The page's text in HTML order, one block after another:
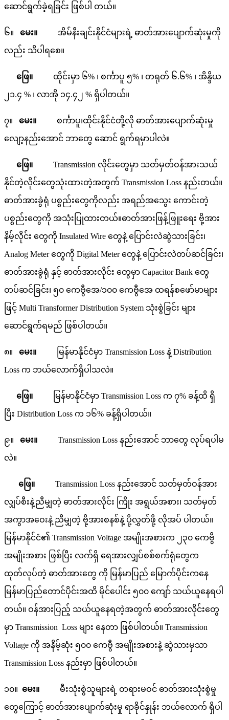
ဆောင်ရွက်ခဲ့ရခြင်း ဖြစ်ပါ တယ်။
၆။ မေး။ အိမ်နီးချင်းနိုင်ငံများရဲ့ ဓာတ်အားပျောက်ဆုံးမှုကို
လည်း သိပါရစေ။
ဖြေ။ ထိုင်းမှာ ၆% ၊ စင်္ကာပူ ၅% ၊ တရုတ် ၆.၆% ၊ အိန္ဒိယ
၂၁.၄ % ၊ လာအို ၁၄.၄၂ % ရှိပါတယ်။
၇။ မေး။ စင်္ကာပူ၊ထိုင်းနိုင်ငံတို့လို ဓာတ်အားပျောက်ဆုံးမှု
လျော့နည်းအောင် ဘာတွေ ဆောင် ရွက်ရမှာပါလဲ။
ဖြေ။ Transmission လိုင်းတွေမှာ သတ်မှတ်ဝန်အားသယ်
နိုင်တဲ့လိုင်းတွေသုံးထားတဲ့အတွက် Transmission Loss နည်းတယ်။
ဓာတ်အားခွဲရုံ ပစ္စည်းတွေကိုလည်း အရည်အသွေး ကောင်းတဲ့
ပစ္စည်းတွေကို အသုံးပြုထားတယ်။ဓာတ်အားဖြန့်ဖြူးရေး ဗို့အား
နိမ့်လိုင်း တွေကို Insulated Wire တွေနဲ့ ပြောင်းလဲဆွဲသားခြင်း၊
Analog Meter တွေကို Digital Meter တွေနဲ့ ပြောင်းလဲတပ်ဆင်ခြင်း၊
ဓာတ်အားခွဲရုံ နှင့် ဓာတ်အားလိုင်း တွေမှာ Capacitor Bank တွေ
တပ်ဆင်ခြင်း၊ ၅၀ ကေဗွီအေ/၁၀၀ ကေဗွီအေ ထရန်စဖော်မာများ
ဖြင့် Multi Transformer Distribution System သုံးစွဲခြင်း များ
ဆောင်ရွက်ရမည် ဖြစ်ပါတယ်။
၈။ မေး။ မြန်မာနိုင်ငံမှာ Transmission Loss နဲ့ Distribution
Loss က ဘယ်လောက်ရှိပါသလဲ။
ဖြေ။ မြန်မာနိုင်ငံမှာ Transmission Loss က ၇% ခန့်ထိ ရှိ
ပြီး Distribution Loss က ၁၆% ခန့်ရှိပါတယ်။
၉။ မေး။ Transmission Loss နည်းအောင် ဘာတွေ လုပ်ရပါမ
လဲ။
ဖြေ။ Transmission Loss နည်းအောင် သတ်မှတ်ဝန်အား
လျှပ်စီးနဲ့ညီမျှတဲ့ ဓာတ်အားလိုင်း ကြိုး အရွယ်အစား၊ သတ်မှတ်
အကွာအဝေးနဲ့ ညီမျှတဲ့ ဗို့အားစနစ်နဲ့ ပို့လွှတ်ဖို့ လိုအပ် ပါတယ်။
မြန်မာနိုင်ငံ၏ Transmission Voltage အမျိုးအစားက ၂၃၀ ကေဗွီ
အမျိုးအစား ဖြစ်ပြီး လက်ရှိ ရေအားလျှပ်စစ်စက်ရုံတွေက
ထုတ်လုပ်တဲ့ ဓာတ်အားတွေ ကို မြန်မာပြည် မြောက်ပိုင်းကနေ
မြန်မာပြည်တောင်ပိုင်းအထိ မိုင်ပေါင်း ၅၀၀ ကျော် သယ်ယူနေရပါ
တယ်။ ဝန်အားပြည့် သယ်ယူနေရတဲ့အတွက် ဓာတ်အားလိုင်းတွေ
မှာ Transmission Loss များ နေတာ ဖြစ်ပါတယ်။ Transmission
Voltage ကို အနိမ့်ဆုံး ၅၀၀ ကေဗွီ အမျိုးအစားနဲ့ ဆွဲသားမှသာ
Transmission Loss နည်းမှာ ဖြစ်ပါတယ်။
၁၀။ မေး။ မီးသုံးစွဲသူများရဲ့ တရားမဝင် ဓာတ်အားသုံးစွဲမှု
တွေကြောင့် ဓာတ်အားပျောက်ဆုံးမှု ရာခိုင်နှုန်း ဘယ်လောက် ရှိပါ